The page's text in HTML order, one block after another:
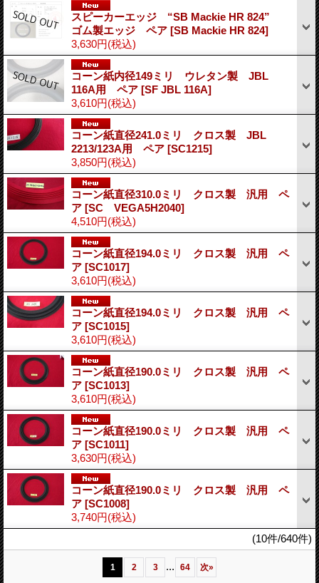
スピーカーエッジ “SB Mackie HR 824”
ゴム製エッジ ペア [SB Mackie HR 824]
3,630円(税込)
コーン紙内径149ミリ ウレタン製 JBL
116A用 ペア [SF JBL 116A]
3,610円(税込)
コーン紙直径241.0ミリ クロス製 JBL
2213/123A用 ペア [SC1215]
3,850円(税込)
コーン紙直径310.0ミリ クロス製 汎用 ペ
ア [SC VEGA5H2040]
4,510円(税込)
コーン紙直径194.0ミリ クロス製 汎用 ペ
ア [SC1017]
3,610円(税込)
コーン紙直径194.0ミリ クロス製 汎用 ペ
ア [SC1015]
3,610円(税込)
コーン紙直径190.0ミリ クロス製 汎用 ペ
ア [SC1013]
3,610円(税込)
コーン紙直径190.0ミリ クロス製 汎用 ペ
ア [SC1011]
3,630円(税込)
コーン紙直径190.0ミリ クロス製 汎用 ペ
ア [SC1008]
3,740円(税込)
(10件/640件)
1 2 3 ... 64 次»